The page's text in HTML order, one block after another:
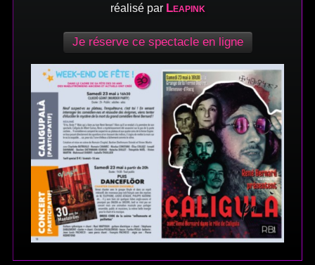
réalisé par Leapink
Je réserve ce spectacle en ligne